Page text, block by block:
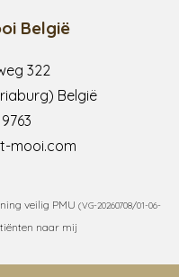
België
322
België
mooi.com
veilig PMU(VG-20260708/01-06-
naar mij